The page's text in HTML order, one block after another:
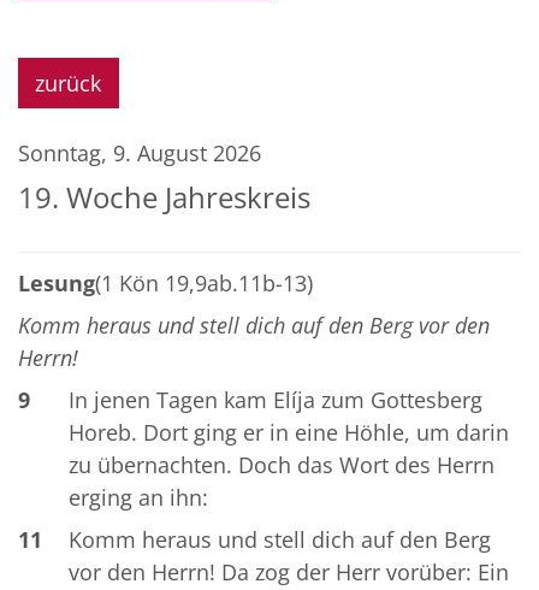
zurück
Sonntag, 9. August 2026
19. Woche Jahreskreis
Lesung(1 Kön 19,9ab.11b-13)
Komm heraus und stell dich auf den Berg vor den
Herrn!
9
In jenen Tagen kam Elíja zum Gottesberg
Horeb. Dort ging er in eine Höhle, um darin
zu übernachten. Doch das Wort des Herrn
erging an ihn:
11
Komm heraus und stell dich auf den Berg
vor den Herrn! Da zog der Herr vorüber: Ein